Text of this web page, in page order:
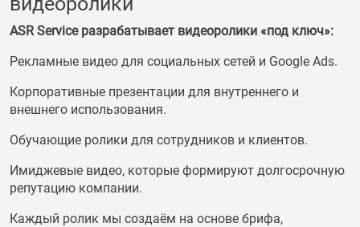
ASR Service разрабатывает видеоролики «под ключ»:
Рекламные видео для социальных сетей и Google Ads.
Корпоративные презентации для внутреннего и
внешнего использования.
Обучающие ролики для сотрудников и клиентов.
Имиджевые видео, которые формируют долгосрочную
репутацию компании.
Каждый ролик мы создаём на основе брифа,